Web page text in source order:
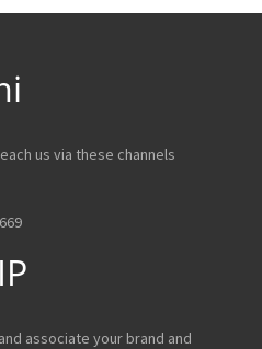
us via these channels
associate your brand and